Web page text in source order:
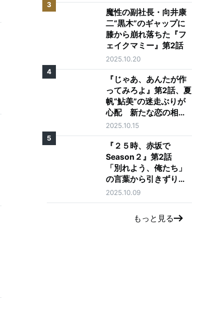
3
魔性の副社長・向井康
二“黒木”のギャップに
膝から崩れ落ちた『フ
ェイクマミー』第2話
2025.10.20
4
『じゃあ、あんたが作
ってみろよ』第2話、夏
帆“鮎美”の迷走ぶりが
心配 新たな恋の相手
に「大丈夫そう？」の
声も
2025.10.15
5
『２５時、赤坂で
Season２』第2話
「別れよう、俺たち」
の言葉から引きずり出
される駒木根葵汰"羽
山"と新原泰佑"白崎"の
2025.10.09
もっと見る